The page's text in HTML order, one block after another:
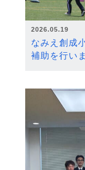
2026.05.19
なみえ創成
補助を行い